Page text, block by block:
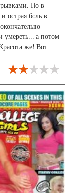
рывками. Но в
острая боль в
умереть... а потом
же! Вот
ассенизатора,